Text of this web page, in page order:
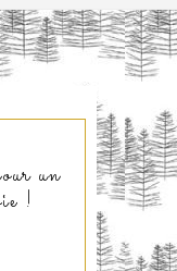
un
!